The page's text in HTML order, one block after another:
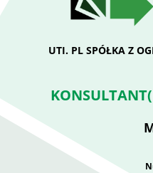
UTI. PL SPÓŁKA Z